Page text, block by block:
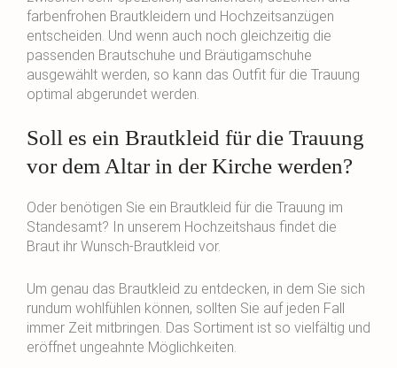
farbenfrohen Brautkleidern und Hochzeitsanzügen
entscheiden. Und wenn auch noch gleichzeitig die
passenden Brautschuhe und Bräutigamschuhe
ausgewählt werden, so kann das Outfit für die Trauung
optimal abgerundet werden.
Soll es ein Brautkleid für die Trauung
vor dem Altar in der Kirche werden?
Oder benötigen Sie ein Brautkleid für die Trauung im
Standesamt? In unserem Hochzeitshaus findet die
Braut ihr Wunsch-Brautkleid vor.
Um genau das Brautkleid zu entdecken, in dem Sie sich
rundum wohlfühlen können, sollten Sie auf jeden Fall
immer Zeit mitbringen. Das Sortiment ist so vielfältig und
eröffnet ungeahnte Möglichkeiten.